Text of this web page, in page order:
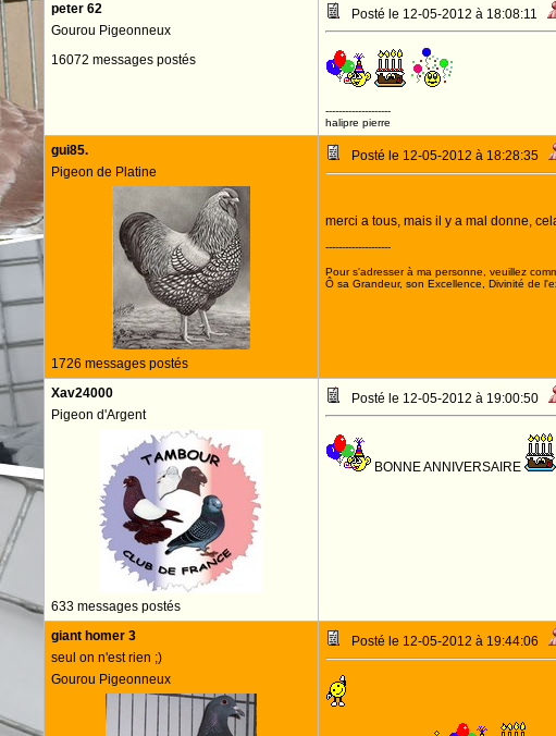
peter 62
Gourou Pigeonneux
16072 messages postés
Posté le 12-05-2012 à 18:08:11
--------------------
halipre pierre
gui85.
Pigeon de Platine
1726 messages postés
Posté le 12-05-2012 à 18:28:35
merci a tous, mais il y a mal donne,
--------------------
Pour s'adresser à ma personne, veuillez
Ô sa Grandeur, son Excellence, Divinité de
Xav24000
Pigeon d'Argent
633 messages postés
Posté le 12-05-2012 à 19:00:50
BONNE ANNIVERSAIRE
giant homer 3
seul on n'est rien ;)
Gourou Pigeonneux
Posté le 12-05-2012 à 19:44:06